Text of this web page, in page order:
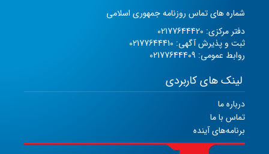
شماره های تماس روزنامه جمهوری اسلامی
دفتر مرکزی: 02177644420
ثبت و پذیرش آگهی: 02177644410
روابط عمومی: 02177644409
لینک های کاربردی
درباره ما
تماس با ما
برنامه‌های آینده